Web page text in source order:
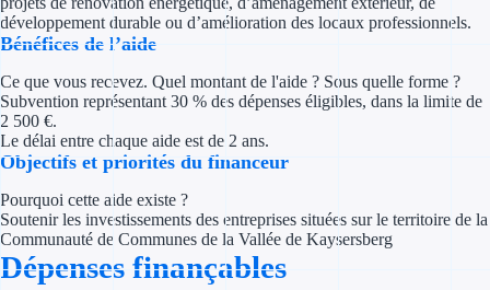
Concours
Crédits &
développement durable ou d’amélioration des locaux professionnels.
Bénéfices de l’aide
Ce que vous recevez. Quel montant de l'aide ? Sous quelle forme ?
Subvention représentant 30 % des dépenses éligibles, dans la limite de
2 500 €.
Le délai entre chaque aide est de 2 ans.
Objectifs et priorités du financeur
Pourquoi cette aide existe ?
Soutenir les investissements des entreprises situées sur le territoire de la
Communauté de Communes de la Vallée de Kaysersberg
Dépenses finançables